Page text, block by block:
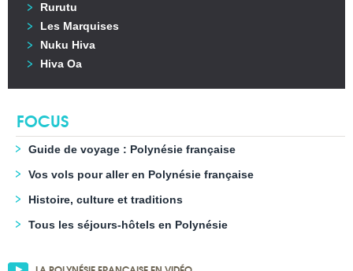
Rurutu
Les Marquises
Nuku Hiva
Hiva Oa
FOCUS
Guide de voyage : Polynésie française
Vos vols pour aller en Polynésie française
Histoire, culture et traditions
Tous les séjours-hôtels en Polynésie